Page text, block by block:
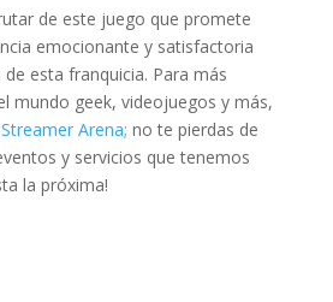
de este juego que promete
emocionante y satisfactoria
esta franquicia. Para más
mundo geek, videojuegos y más,
Streamer Arena; no te pierdas de
y servicios que tenemos
la próxima!